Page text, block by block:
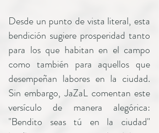
Desde un punto de vista literal, esta
bendición sugiere prosperidad tanto
para los que habitan en el campo
como también para aquellos que
desempeñan labores en la ciudad.
Sin embargo, JaZaL comentan este
versículo de manera alegórica:
"Bendito seas tú en la ciudad"